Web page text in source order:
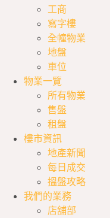
工商
寫字樓
全幢物業
地盤
車位
物業一覽
所有物業
售盤
租盤
樓市資訊
地產新聞
每日成交
搵盤攻略
我們的業務
店舖部